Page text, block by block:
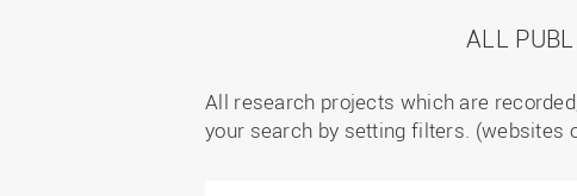
ALL
All research projects which are
your search by setting filters. (websites